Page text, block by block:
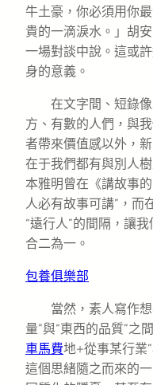
牛土豪，你必須用你
貴的一滴淚水。」胡
一場對談中說。這或
身的意義。
在文字間、短錄
方、有數的人們，與
者帶來價值感以外，
在于我們都有與別人
本雅明曾在《講故事
人必有故事可講”，而
“遠行人”的間隔，讓
合二為一。
包養俱樂部
當然，素人寫作
量”與“東西的品質”之
車馬費地+從事某行業
這個思緒隨之而來的